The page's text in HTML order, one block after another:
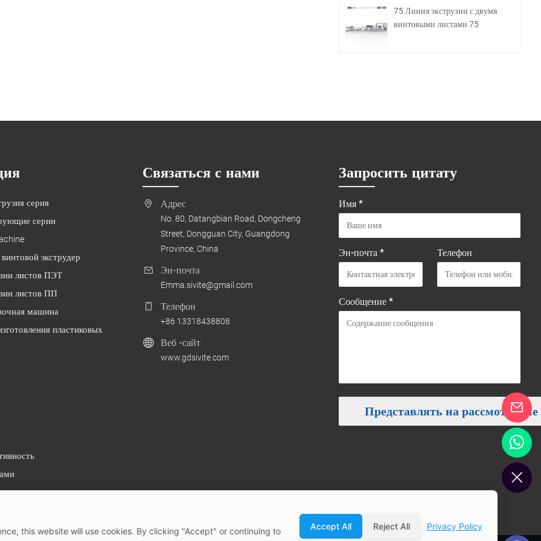
75 Линия экструзии с двумя
винтовыми листами 75
серия
серии
экструдер
листов ПЭТ
листов ПП
машина
пластиковых
Связаться с нами
Адрес
No. 80, Datangbian Road, Dongcheng
Street, Dongguan City, Guangdong
Province, China
Эн-почта
Emma.sivite@gmail.com
Телефон
+86 13318438808
Веб -сайт
www.gdsivite.com
Запросить цитату
Имя *
Эн-почта * Телефон
Сообщение *
this website will use cookies. By clicking "Accept" or continuing to Accept All Reject All Privacy Policy